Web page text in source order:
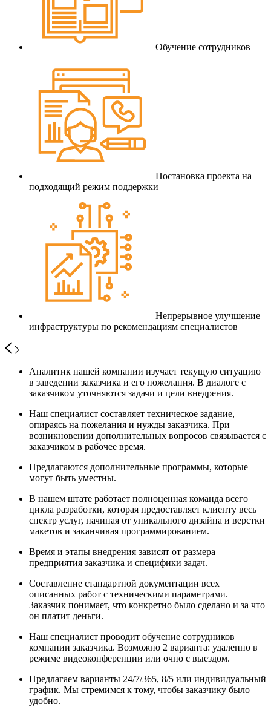
Обучение сотрудников
Постановка проекта на
подходящий режим поддержки
Непрерывное улучшение
инфраструктуры по рекомендациям специалистов
Аналитик нашей компании изучает текущую ситуацию
в заведении заказчика и его пожелания. В диалоге с
заказчиком уточняются задачи и цели внедрения.
Наш специалист составляет техническое задание,
опираясь на пожелания и нужды заказчика. При
возникновении дополнительных вопросов связывается с
заказчиком в рабочее время.
Предлагаются дополнительные программы, которые
могут быть уместны.
В нашем штате работает полноценная команда всего
цикла разработки, которая предоставляет клиенту весь
спектр услуг, начиная от уникального дизайна и верстки
макетов и заканчивая программированием.
Время и этапы внедрения зависят от размера
предприятия заказчика и специфики задач.
Составление стандартной документации всех
описанных работ с техническими параметрами.
Заказчик понимает, что конкретно было сделано и за что
он платит деньги.
Наш специалист проводит обучение сотрудников
компании заказчика. Возможно 2 варианта: удаленно в
режиме видеоконференции или очно с выездом.
Предлагаем варианты 24/7/365, 8/5 или индивидуальный
график. Мы стремимся к тому, чтобы заказчику было
удобно.